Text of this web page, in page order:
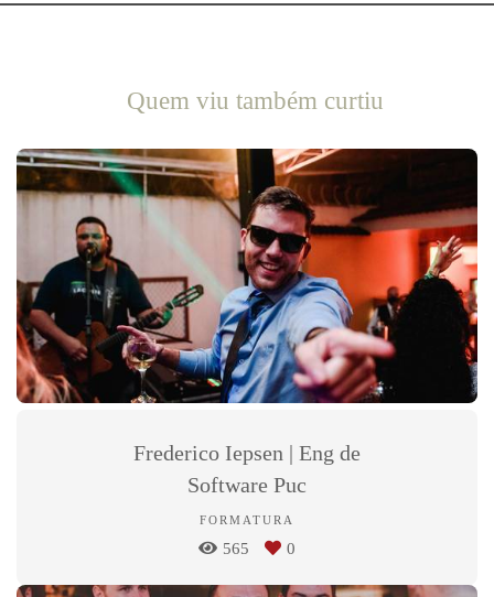
Quem viu também curtiu
Frederico Iepsen | Eng de
Software Puc
FORMATURA
565 0